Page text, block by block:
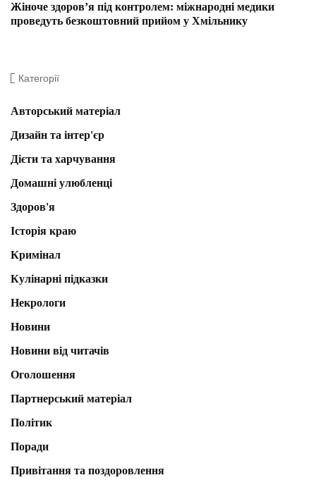
Жіноче здоров’я під контролем: міжнародні медики
проведуть безкоштовний прийом у Хмільнику
Категорії
Авторський матеріал
Дизайн та інтер'єр
Дієти та харчування
Домашні улюбленці
Здоров'я
Історія краю
Кримінал
Кулінарні підказки
Некрологи
Новини
Новини від читачів
Оголошення
Партнерський матеріал
Політик
Поради
Привітання та поздоровлення